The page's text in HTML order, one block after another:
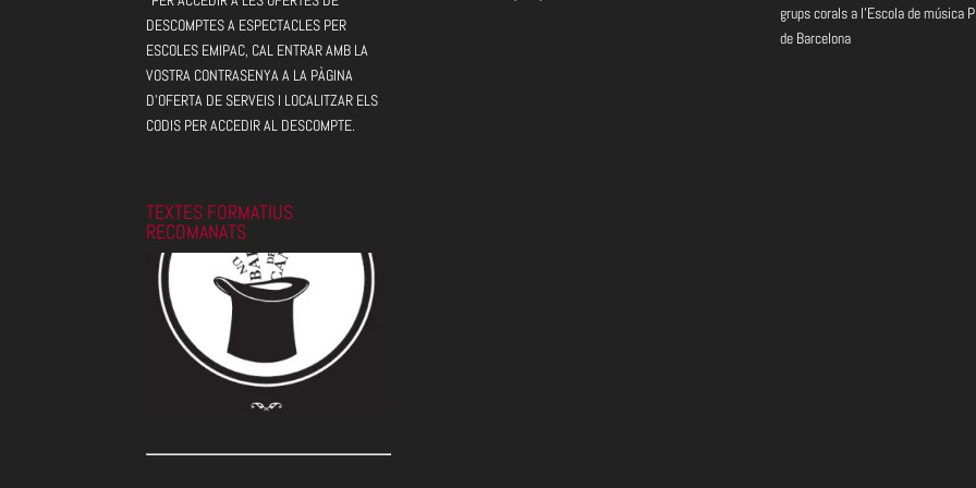
DESCOMPTES A ESPECTACLES PER
ESCOLES EMIPAC, CAL ENTRAR AMB LA
VOSTRA CONTRASENYA A LA PÀGINA
D'OFERTA DE SERVEIS I LOCALITZAR ELS
CODIS PER ACCEDIR AL DESCOMPTE.
TEXTES FORMATIUS
RECOMANATS
grups corals a l’Escola de música
de Barcelona